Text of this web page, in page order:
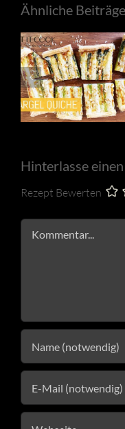
Ähnliche Beiträge
Hinterlasse
Rezept Bewerten
Kommentar